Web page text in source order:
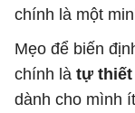
chính là một
Mẹo để biến
chính là tự thiết
dành cho mình